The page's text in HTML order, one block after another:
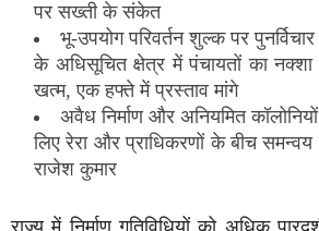
पर सख्ती के संकेत
भू-उपयोग परिवर्तन शुल्क पर
के अधिसूचित क्षेत्र में पंचायतों का
खत्म, एक हफ्ते में प्रस्ताव मांगे
अवैध निर्माण और अनियमित
लिए रेरा और प्राधिकरणों के बीच समन्वय
राजेश कुमार
राज्य में निर्माण गतिविधियों को अधिक